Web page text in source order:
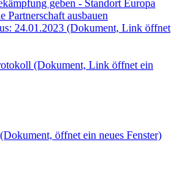
geben - Standort Europa
Partnerschaft ausbauen
24.01.2023 (Dokument, Link öffnet
(Dokument, Link öffnet ein
(Dokument, öffnet ein neues Fenster)